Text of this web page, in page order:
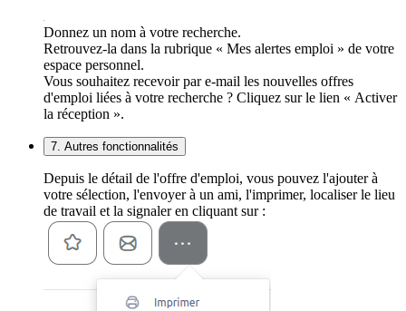
Donnez un nom à votre recherche.
Retrouvez-la dans la rubrique « Mes alertes emploi » de votre
espace personnel.
Vous souhaitez recevoir par e-mail les nouvelles offres
d'emploi liées à votre recherche ? Cliquez sur le lien « Activer
la réception ».
7. Autres fonctionnalités
Depuis le détail de l'offre d'emploi, vous pouvez l'ajouter à
votre sélection, l'envoyer à un ami, l'imprimer, localiser le lieu
de travail et la signaler en cliquant sur :